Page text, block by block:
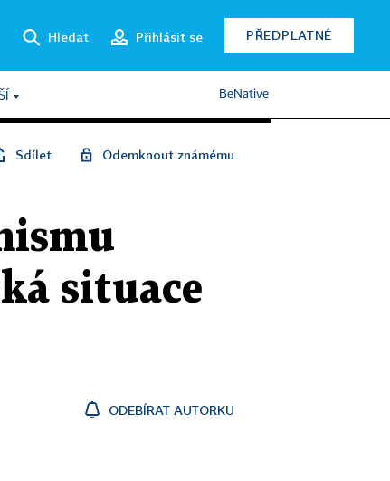
Hledat Přihlásit se PŘEDPLATNÉ
BeNative
Sdílet Odemknout známému
situace
ODEBÍRAT AUTORKU